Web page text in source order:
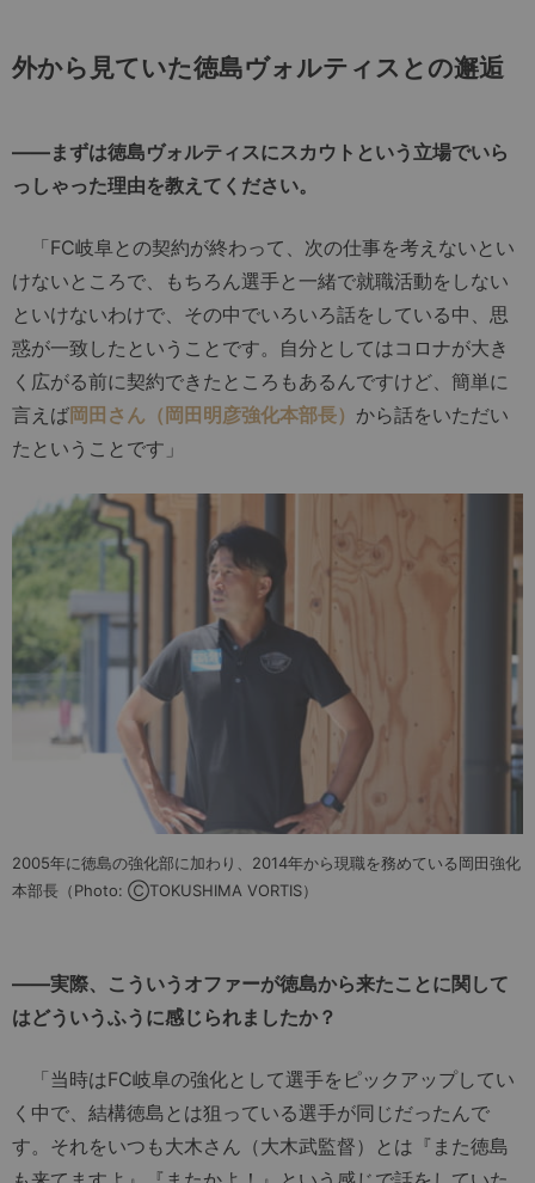
外から見ていた徳島ヴォルティスとの邂逅
――まずは徳島ヴォルティスにスカウトという立場でいら
っしゃった理由を教えてください。
「FC岐阜との契約が終わって、次の仕事を考えないとい
けないところで、もちろん選手と一緒で就職活動をしない
といけないわけで、その中でいろいろ話をしている中、思
惑が一致したということです。自分としてはコロナが大き
く広がる前に契約できたところもあるんですけど、簡単に
言えば岡田さん（岡田明彦強化本部長） から話をいただい
たということです」
2005年に徳島の強化部に加わり、2014年から現職を務めている岡田強化
本部長（Photo: ⒸTOKUSHIMA VORTIS）
――実際、こういうオファーが徳島から来たことに関して
はどういうふうに感じられましたか？
「当時はFC岐阜の強化として選手をピックアップしてい
く中で、結構徳島とは狙っている選手が同じだったんで
す。それをいつも大木さん（大木武監督）とは『また徳島